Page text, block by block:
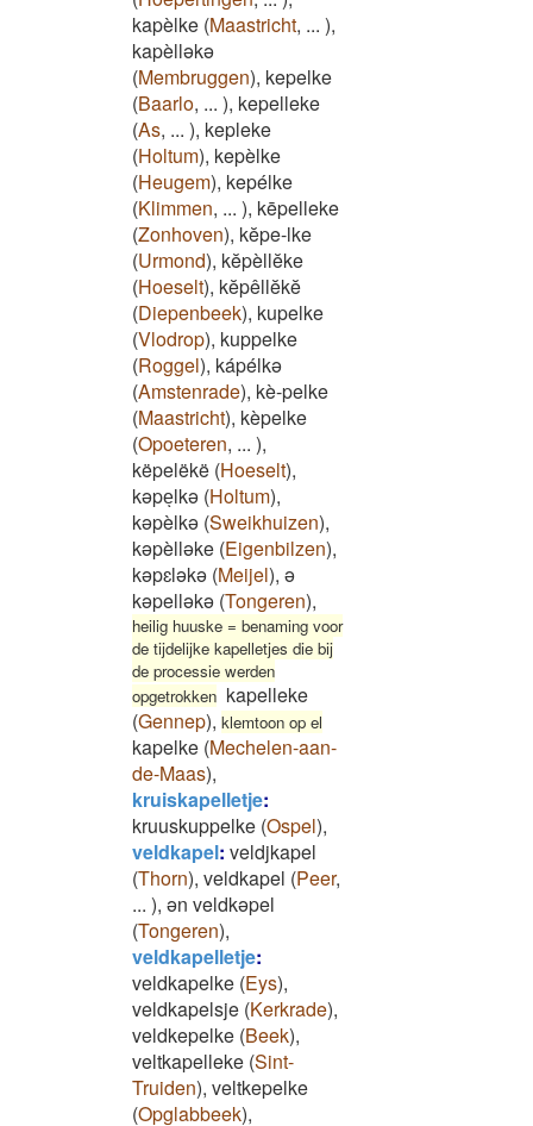
kapèlke (Maastricht, ... ),
kapèlləkə
(Membruggen), kepelke
(Baarlo, ... ), kepelleke
(As, ... ), kepleke
(Holtum), kepèlke
(Heugem), kepélke
(Klimmen, ... ), kēpelleke
(Zonhoven), kĕpe-lke
(Urmond), kĕpèllĕke
(Hoeselt), kĕpêllĕkĕ
(Diepenbeek), kupelke
(Vlodrop), kuppelke
(Roggel), kápélkə
(Amstenrade), kè-pelke
(Maastricht), kèpelke
(Opoeteren, ... ),
këpelëkë (Hoeselt),
kəpeͅlkə (Holtum),
kəpèlkə (Sweikhuizen),
kəpèlləke (Eigenbilzen),
kəpɛləkə (Meijel), ə
kəpelləkə (Tongeren),
heilig huuske = benaming voor
de tijdelijke kapelletjes die bij
de processie werden
opgetrokken kapelleke
(Gennep), klemtoon op el
kapelke (Mechelen-aan-
de-Maas),
kruiskapelletje:
kruuskuppelke (Ospel),
veldkapel: veldjkapel
(Thorn), veldkapel (Peer,
... ), ən veldkəpel
(Tongeren),
veldkapelletje:
veldkapelke (Eys),
veldkapelsje (Kerkrade),
veldkepelke (Beek),
veltkapelleke (Sint-
Truiden), veltkepelke
(Opglabbeek),